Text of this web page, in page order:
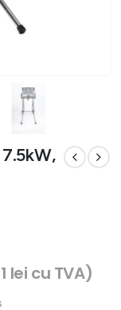
lei cu TVA)